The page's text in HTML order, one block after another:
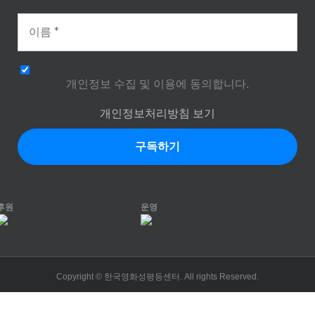
개인정보 수집 및 이용에 동의합니다.
개인정보처리방침 보기
운영
원
Copyright © 한국영화성평등센터. All rights Reserved.